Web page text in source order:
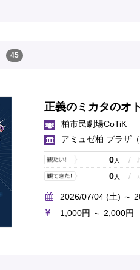
45
正義のミカタのオ
柏市民劇場CoTiK
アミュゼ柏 プラザ
0人 / ♪
0人 / ★
2026/07/04 (土) ～
1,000円 ～ 2,000円